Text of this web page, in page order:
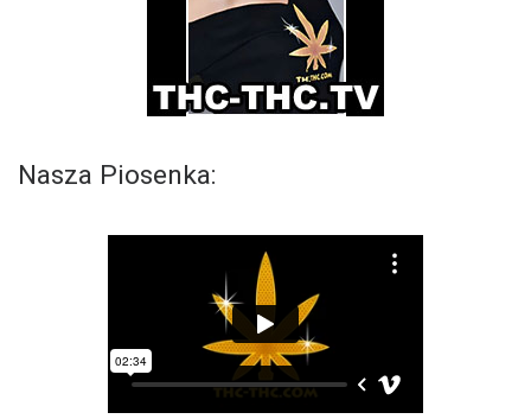
Nasza Piosenka: